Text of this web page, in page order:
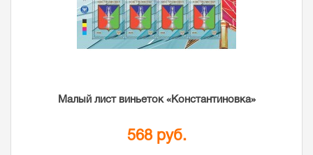
Малый лист виньеток «Константиновка»
568 руб.